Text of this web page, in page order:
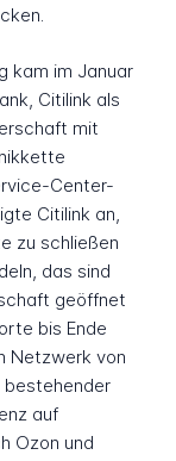
kam im Januar
Citilink als
mit
Center-
Citilink an,
zu schließen
das sind
geöffnet
bis Ende
Netzwerk von
bestehender
auf
Ozon und